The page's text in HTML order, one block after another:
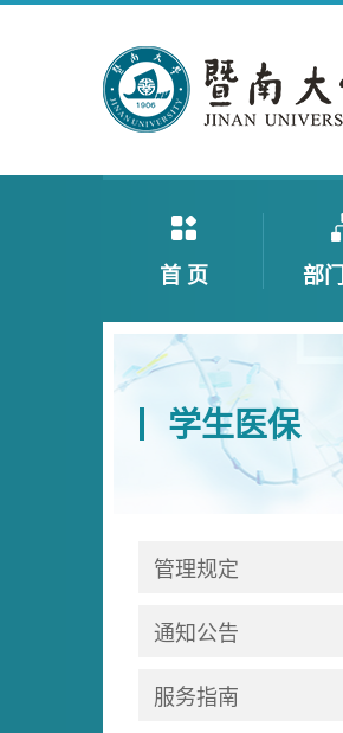
首 页 部
学生医保
管理规定
通知公告
服务指南